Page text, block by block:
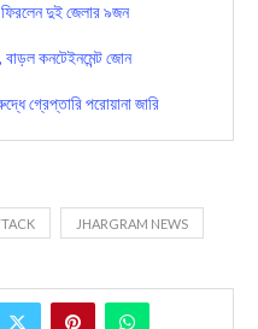
দুই জেলার ৯জন
কনটেইনমেন্ট জোন
গ্রেপ্তারি পরোয়ানা জারি
JHARGRAM NEWS